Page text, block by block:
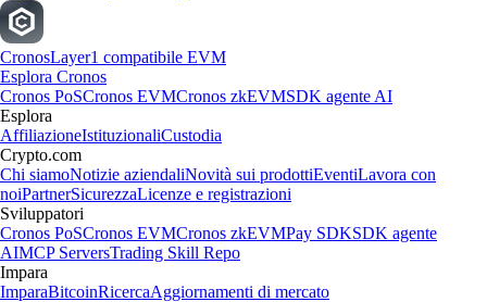
CronosLayer1 compatibile EVM
Esplora Cronos
Cronos PoSCronos EVMCronos zkEVMSDK agente AI
Esplora
AffiliazioneIstituzionaliCustodia
Crypto.com
Chi siamoNotizie aziendaliNovità sui prodottiEventiLavora con
noiPartnerSicurezzaLicenze e registrazioni
Sviluppatori
Cronos PoSCronos EVMCronos zkEVMPay SDKSDK agente
AIMCP ServersTrading Skill Repo
Impara
ImparaBitcoinRicercaAggiornamenti di mercato